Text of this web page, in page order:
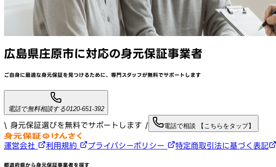
広島県庄原市に対応の身元保証事業者
ご自身に最適な身元保証を見つけるために、 専門スタッフが無料でサポートします
電話で無料相談する0120-651-392
\ 身元保証選びを無料でサポートします / 電話で相談 【こちらをタップ】
運営会社 利用規約 プライバシーポリシー 特定商取引法に基づく表記
都道府県から身元保証事業者を探す